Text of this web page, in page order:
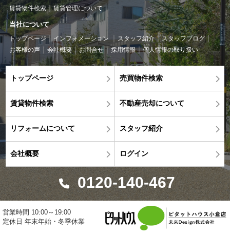
賃貸物件検索 賃貸管理について
当社について
トップページ インフォメーション スタッフ紹介
スタッフブログ
お客様の声
会社概要 お問合せ 採用情報 個人情報の取り扱い
トップページ 売買物件検索
賃貸物件検索 不動産売却について
リフォームについて スタッフ紹介
会社概要 ログイン
0120-140-467
営業時間 10:00～19:00
定休日 年末年始・冬季休業